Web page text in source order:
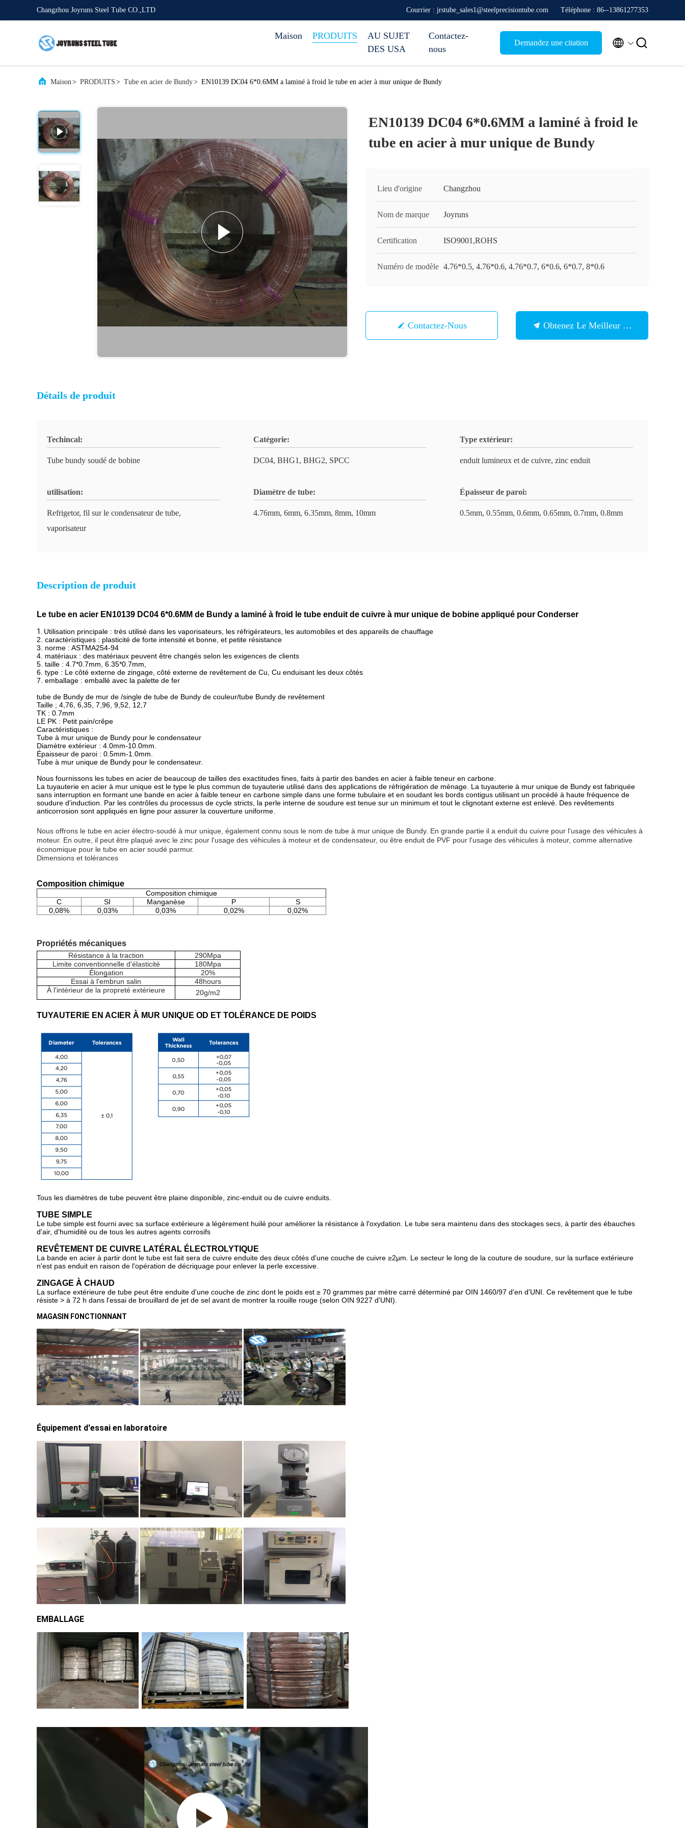
Changzhou Joyruns Steel Tube CO.,LTD Courrier : jrstube_sales1@steelprecisiontube.com Téléphone : 86--13861277353
Maison PRODUITS
AU SUJET
DES USA
Contactez-
nous
Demandez une citation  
Maison> PRODUITS > Tube en acier de Bundy> EN10139 DC04 6*0.6MM a laminé à froid le tube en acier à mur unique de Bundy
EN10139 DC04 6*0.6MM a laminé à froid le
tube en acier à mur unique de Bundy
Lieu d'origine Changzhou
Nom de marque Joyruns
Certification ISO9001,ROHS
Numéro de modèle 4.76*0.5, 4.76*0.6, 4.76*0.7, 6*0.6, 6*0.7, 8*0.6
Contactez-Nous Obtenez Le Meilleur Prix
Détails de produit
Techincal:
Tube bundy soudé de bobine
Catégorie:
DC04, BHG1, BHG2, SPCC
Type extérieur:
enduit lumineux et de cuivre, zinc enduit
utilisation:
Refrigetor, fil sur le condensateur de tube,
vaporisateur
Diamètre de tube:
4.76mm, 6mm, 6.35mm, 8mm, 10mm
Épaisseur de paroi:
0.5mm, 0.55mm, 0.6mm, 0.65mm, 0.7mm, 0.8mm
Description de produit
Le tube en acier EN10139 DC04 6*0.6MM de Bundy a laminé à froid le tube enduit de cuivre à mur unique de bobine appliqué pour Conderser
1. Utilisation principale : très utilisé dans les vaporisateurs, les réfrigérateurs, les automobiles et des appareils de chauffage
2. caractéristiques : plasticité de forte intensité et bonne, et petite résistance
3. norme : ASTMA254-94
4. matériaux : des matériaux peuvent être changés selon les exigences de clients
5. taille : 4.7*0.7mm, 6.35*0.7mm,
6. type : Le côté externe de zingage, côté externe de revêtement de Cu, Cu enduisant les deux côtés
7. emballage : emballé avec la palette de fer
tube de Bundy de mur de /single de tube de Bundy de couleur/tube Bundy de revêtement
Taille ; 4,76, 6,35, 7,96, 9,52, 12,7
TK : 0.7mm
LE PK : Petit pain/crêpe
Caractéristiques :
Tube à mur unique de Bundy pour le condensateur
Diamètre extérieur : 4.0mm-10.0mm.
Épaisseur de paroi : 0.5mm-1.0mm.
Tube à mur unique de Bundy pour le condensateur.
Nous fournissons les tubes en acier de beaucoup de tailles des exactitudes fines, faits à partir des bandes en acier à faible teneur en carbone.
La tuyauterie en acier à mur unique est le type le plus commun de tuyauterie utilisé dans des applications de réfrigération de ménage. La tuyauterie à mur unique de Bundy est fabriquée
sans interruption en formant une bande en acier à faible teneur en carbone simple dans une forme tubulaire et en soudant les bords contigus utilisant un procédé à haute fréquence de
soudure d'induction. Par les contrôles du processus de cycle stricts, la perle interne de soudure est tenue sur un minimum et tout le clignotant externe est enlevé. Des revêtements
anticorrosion sont appliqués en ligne pour assurer la couverture uniforme.
Nous offrons le tube en acier électro-soudé à mur unique, également connu sous le nom de tube à mur unique de Bundy. En grande partie il a enduit du cuivre pour l'usage des véhicules à
moteur. En outre, il peut être plaqué avec le zinc pour l'usage des véhicules à moteur et de condensateur, ou être enduit de PVF pour l'usage des véhicules à moteur, comme alternative
économique pour le tube en acier soudé parmur.
Dimensions et tolérances
Composition chimique
Composition chimique
C
SI Manganèse P
S
0,08%
0,03% 0,03% 0,02% 0,02%
Propriétés mécaniques
Résistance à la traction
290Mpa
Limite conventionnelle d'élasticité
180Mpa
Élongation
20%
Essai à l'embrun salin
48hours
À l'intérieur de la propreté extérieure
20g/m2
TUYAUTERIE EN ACIER À MUR UNIQUE OD ET TOLÉRANCE DE POIDS
Tous les diamètres de tube peuvent être plaine disponible, zinc-enduit ou de cuivre enduits.
TUBE SIMPLE
Le tube simple est fourni avec sa surface extérieure a légèrement huilé pour améliorer la résistance à l'oxydation. Le tube sera maintenu dans des stockages secs, à partir des ébauches
d'air, d'humidité ou de tous les autres agents corrosifs
REVÊTEMENT DE CUIVRE LATÉRAL ÉLECTROLYTIQUE
La bande en acier à partir dont le tube est fait sera de cuivre enduite des deux côtés d'une couche de cuivre ≥2µm. Le secteur le long de la couture de soudure, sur la surface extérieure
n'est pas enduit en raison de l'opération de décriquage pour enlever la perle excessive.
ZINGAGE À CHAUD
La surface extérieure de tube peut être enduite d'une couche de zinc dont le poids est ≥ 70 grammes par mètre carré déterminé par OIN 1460/97 d'en d'UNI. Ce revêtement que le tube
résiste > à 72 h dans l'essai de brouillard de jet de sel avant de montrer la rouille rouge (selon OIN 9227 d'UNI).
MAGASIN FONCTIONNANT
Équipement d'essai en laboratoire
EMBALLAGE